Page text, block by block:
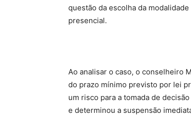
questão da escolha da
presencial.
Ao analisar o caso, o conselheiro
do prazo mínimo previsto por lei
um risco para a tomada de
e determinou a suspensão